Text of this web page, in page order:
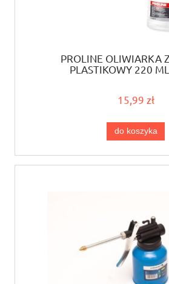
PROLINE OLIWIARKA
PLASTIKOWY 220
15,99 zł
do koszyka